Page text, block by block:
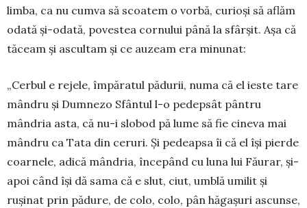
limba, ca nu cumva să scoatem o vorbă, curioși să aflăm
odată și-odată, povestea cornului până la sfârșit. Așa că
tăceam și ascultam și ce auzeam era minunat:
„Cerbul e rejele, împăratul pădurii, numa că el ieste tare
mândru și Dumnezo Sfântul l-o pedepsât pântru
mândria asta, că nu-i slobod pă lume să fie cineva mai
mândru ca Tata din ceruri. Și pedeapsa îi că el își pierde
coarnele, adică mândria, începând cu luna lui Făurar, și-
apoi când își dă sama că e slut, ciut, umblă umilit și
rușinat prin pădure, de colo, colo, pân hăgașuri ascunse,